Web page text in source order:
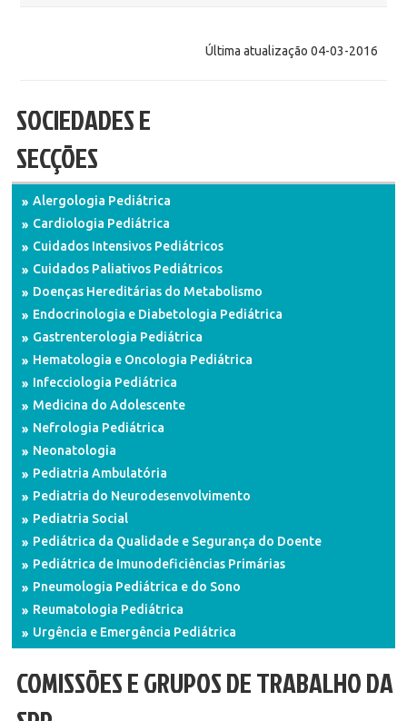
Última atualização 04-03-2016
SOCIEDADES E
SECÇÕES
Alergologia Pediátrica
Cardiologia Pediátrica
Cuidados Intensivos Pediátricos
Cuidados Paliativos Pediátricos
Doenças Hereditárias do Metabolismo
Endocrinologia e Diabetologia Pediátrica
Gastrenterologia Pediátrica
Hematologia e Oncologia Pediátrica
Infecciologia Pediátrica
Medicina do Adolescente
Nefrologia Pediátrica
Neonatologia
Pediatria Ambulatória
Pediatria do Neurodesenvolvimento
Pediatria Social
Pediátrica da Qualidade e Segurança do Doente
Pediátrica de Imunodeficiências Primárias
Pneumologia Pediátrica e do Sono
Reumatologia Pediátrica
Urgência e Emergência Pediátrica
COMISSÕES E GRUPOS DE TRABALHO DA